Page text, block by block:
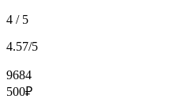
4 / 5
4.57/5
9684
500₽